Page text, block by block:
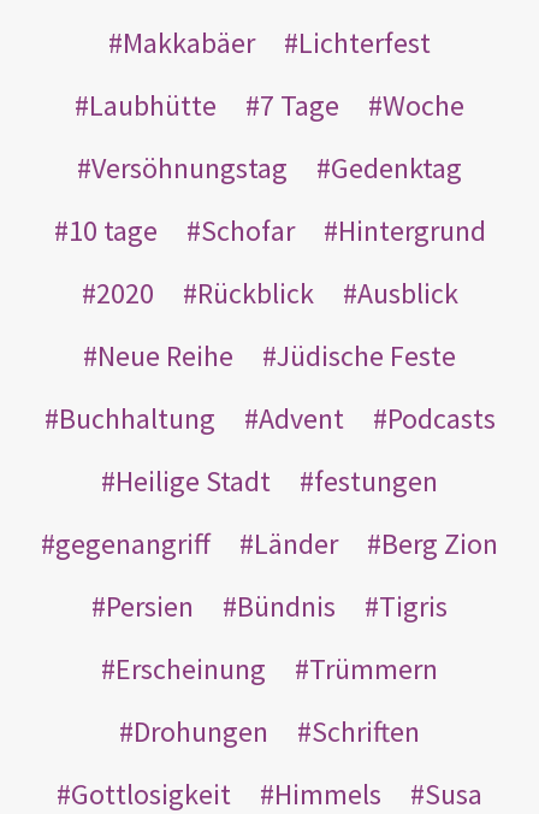
Makkabäer
Lichterfest
Laubhütte
7 Tage
Woche
Versöhnungstag
Gedenktag
10 tage
Schofar
Hintergrund
2020
Rückblick
Ausblick
Neue Reihe
Jüdische Feste
Buchhaltung
Advent
Podcasts
Heilige Stadt
festungen
gegenangriff
Länder
Berg Zion
Persien
Bündnis
Tigris
Erscheinung
Trümmern
Drohungen
Schriften
Gottlosigkeit
Himmels
Susa